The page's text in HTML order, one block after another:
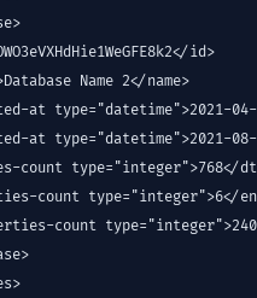
id>
Name 2</name>
at type="datetime">2021-
at type="datetime">2021-
count type="integer">768</
count type="integer">6</
count